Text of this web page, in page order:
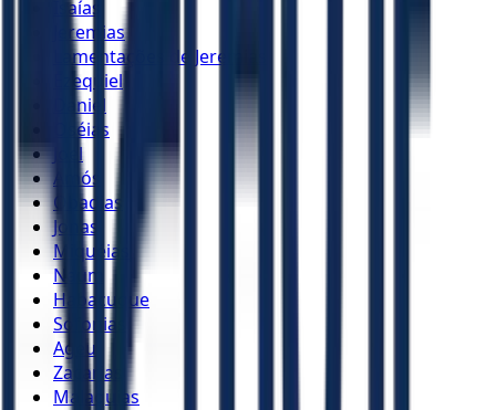
Isaías
Jeremias
Lamentações de Jeremias
Ezequiel
Daniel
Oséias
Joel
Amós
Obadias
Jonas
Miquéias
Naum
Habacuque
Sofonias
Ageu
Zacarias
Malaquias